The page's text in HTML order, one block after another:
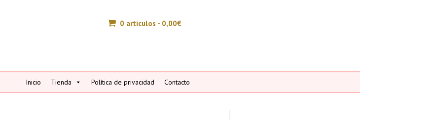
0 articulos - 0,00€
Inicio Tienda Política de privacidad Contacto